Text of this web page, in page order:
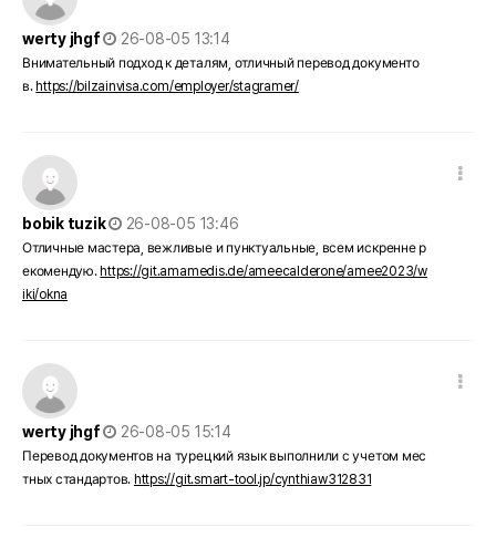
werty jhgf
작성일
26-08-05 13:14
Внимательный подход к деталям, отличный перевод документо
в. https://bilzainvisa.com/employer/stagramer/
bobik tuzik
작성일
26-08-05 13:46
Отличные мастера, вежливые и пунктуальные, всем искренне р
екомендую. https://git.amamedis.de/ameecalderone/amee2023/w
iki/okna
werty jhgf
작성일
26-08-05 15:14
Перевод документов на турецкий язык выполнили с учетом мес
тных стандартов. https://git.smart-tool.jp/cynthiaw312831